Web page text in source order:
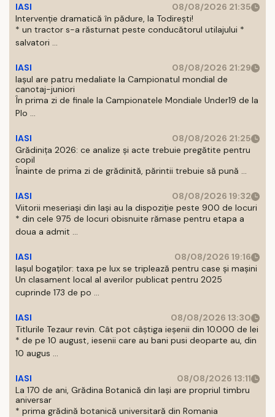
IASI
08/08/2026 21:35
Intervenție dramatică în pădure, la Todirești!
* un tractor s-a răsturnat peste conducătorul utilajului *
salvatori ...
IASI
08/08/2026 21:29
Iaşul are patru medaliate la Campionatul mondial de
canotaj-juniori
În prima zi de finale la Campionatele Mondiale Under19 de la
Plo ...
IASI
08/08/2026 21:25
Grădinița 2026: ce analize și acte trebuie pregătite pentru
copil
Înainte de prima zi de grădinită, părintii trebuie să pună ...
IASI
08/08/2026 19:32
Viitorii meseriași din Iași au la dispoziție peste 900 de locuri
* din cele 975 de locuri obisnuite rămase pentru etapa a
doua a admit ...
IASI
08/08/2026 19:16
Iașul bogaților: taxa pe lux se triplează pentru case și mașini
Un clasament local al averilor publicat pentru 2025
cuprinde 173 de po ...
IASI
08/08/2026 13:30
Titlurile Tezaur revin. Cât pot câștiga ieșenii din 10.000 de lei
* de pe 10 august, iesenii care au bani pusi deoparte au, din
10 augus ...
IASI
08/08/2026 13:11
La 170 de ani, Grădina Botanică din Iași are propriul timbru
aniversar
* prima grădină botanică universitară din Romania